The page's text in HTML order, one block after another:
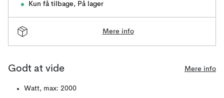
Kun få tilbage, På lager
Mere info
Godt at vide Mere info
Watt, max: 2000